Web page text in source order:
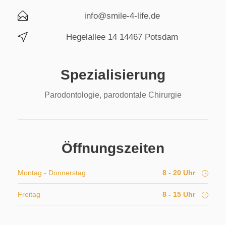
info@smile-4-life.de
Hegelallee 14 14467 Potsdam
Spezialisierung
Parodontologie, parodontale Chirurgie
Öffnungszeiten
Montag - Donnerstag 8 - 20 Uhr
Freitag 8 - 15 Uhr